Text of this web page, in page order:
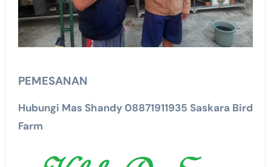
PEMESANAN
Hubungi Mas Shandy 08871911935 Saskara Bird
Farm